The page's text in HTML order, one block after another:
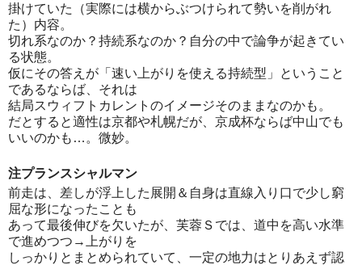
掛けていた（実際には横からぶつけられて勢いを削がれ
た）内容。
切れ系なのか？持続系なのか？自分の中で論争が起きてい
る状態。
仮にその答えが「速い上がりを使える持続型」ということ
であるならば、それは
結局スウィフトカレントのイメージそのままなのかも。
だとすると適性は京都や札幌だが、京成杯ならば中山でも
いいのかも…。微妙。
注プランスシャルマン
前走は、差しが浮上した展開＆自身は直線入り口で少し窮
屈な形になったことも
あって最後伸びを欠いたが、芙蓉Ｓでは、道中を高い水準
で進めつつ→上がりを
しっかりとまとめられていて、一定の地力はとりあえず認